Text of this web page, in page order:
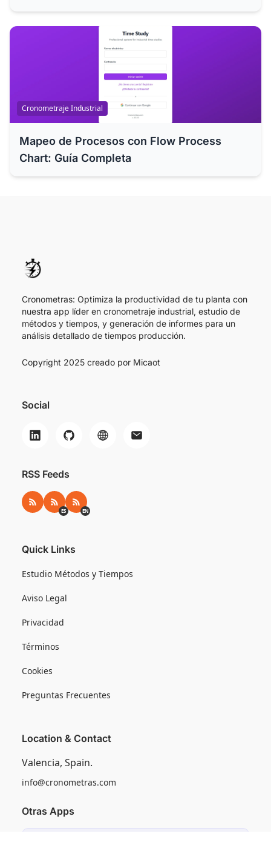
Cronometraje Industrial
Mapeo de Procesos con Flow Process
Chart: Guía Completa
Cronometras: Optimiza la productividad de tu planta con
nuestra app líder en cronometraje industrial, estudio de
métodos y tiempos, y generación de informes para un
análisis detallado de tiempos producción.
Copyright 2025 creado por Micaot
Social
RSS Feeds
RSS RSS ES
ES RSS EN
EN
Quick Links
Estudio Métodos y Tiempos
Aviso Legal
Privacidad
Términos
Cookies
Preguntas Frecuentes
Location & Contact
Valencia, Spain.
info@cronometras.com
Otras Apps